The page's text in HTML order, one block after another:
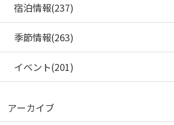
宿泊情報(237)
季節情報(263)
イベント(201)
アーカイブ